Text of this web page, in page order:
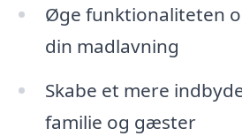
Øge funktionaliteten
din madlavning
Skabe et mere
familie og gæster